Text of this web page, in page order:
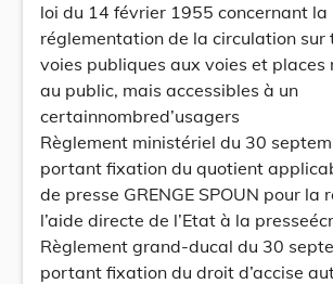
loi du 14 février 1955 concernant la
réglementation de la circulation sur
voies publiques aux voies et places
au public, mais accessibles à un
certainnombred’usagers
Règlement ministériel du 30
portant fixation du quotient
de presse GRENGE SPOUN pour la
l’aide directe de l’Etat à la
Règlement grand-ducal du 30
portant fixation du droit d’accise